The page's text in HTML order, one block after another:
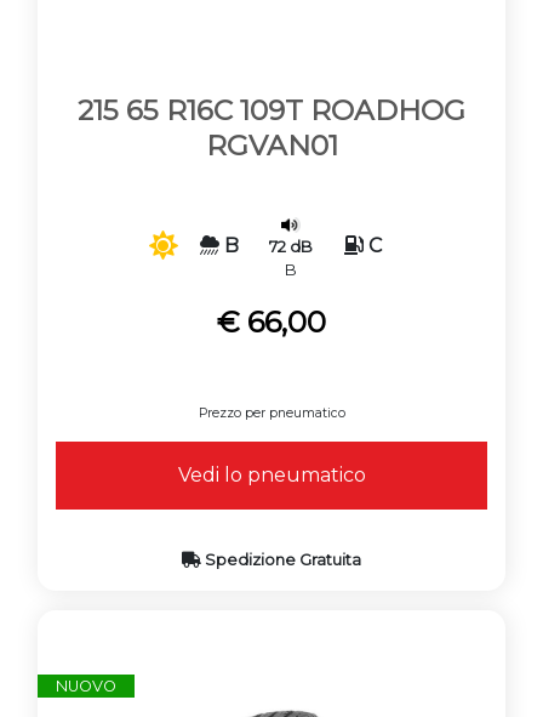
215 65 R16C 109T ROADHOG
RGVAN01
B
72 dB
B
C
€ 66,00
Prezzo per pneumatico
Vedi lo pneumatico
Spedizione Gratuita
NUOVO